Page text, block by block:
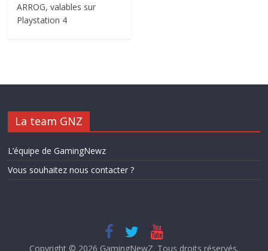
ARROG, valables sur
Playstation 4
La team GNZ
L’équipe de GamingNewz
Vous souhaitez nous contacter ?
Copyright © 2026 GamingNewZ. Tous droits réservés.